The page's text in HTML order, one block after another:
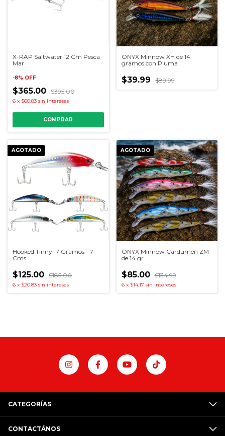
X-RAP Saltwater 12 Cm Pesca
Mar
-8% OFF
$365.00 $395.00
6 x $60.83 sin intereses
COMPRAR
ONYX Minnow XH de 14
gramos con Pluma
$39.99 $89.99
AGOTADO
Hooked Tinny 17 Gramos - 7
Cms
$125.00 $185.00
6 x $20.83 sin intereses
AGOTADO
ONYX Minnow Cardumen ZM
de 14 gr
$85.00 $134.99
6 x $14.17 sin intereses
CATEGORÍAS
CONTACTÁNOS